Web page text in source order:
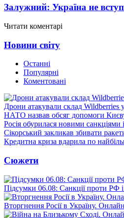
Залужний: Україна не
Читати коментарі
Новини світу
Останні
Популярні
Коментовані
Дрони атакували склад Wildberries
НАТО назвав обсяг допомоги
Росія обурилася новими санкціями
Сікорський закликав збивати
Кредитна криза вдарила по
Сюжети
Підсумки 06.08: Санкції проти РФ
Вторгнення Росії в Україну. Онлайн